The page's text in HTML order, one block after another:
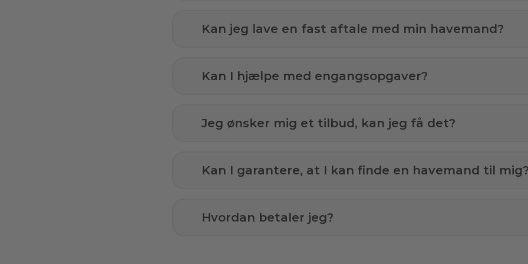
Kan jeg lave en fast aftale med min havemand?
Kan I hjælpe med engangsopgaver?
Jeg ønsker mig et tilbud, kan jeg få det?
Kan I garantere, at I kan finde en havemand til
Hvordan betaler jeg?